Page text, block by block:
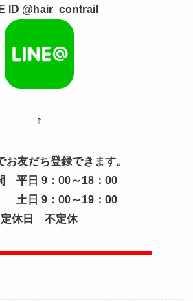
ID @hair_contrail
↑
お友だち登録できます。
平日 9：00～18：00
9：00～19：00
定休日 不定休